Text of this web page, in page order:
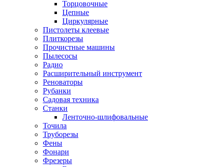
Торцовочные
Цепные
Циркулярные
Пистолеты клеевые
Плиткорезы
Прочистные машины
Пылесосы
Радио
Расширительный инструмент
Реноваторы
Рубанки
Садовая техника
Станки
Ленточно-шлифовальные
Точила
Труборезы
Фены
Фонари
Фрезеры